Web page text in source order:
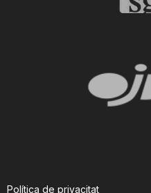
Política de privacitat